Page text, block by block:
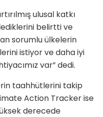
ulusal katkı
belirtti ve
sorumlu ülkelerin
istiyor ve daha iyi
var” dedi.
taahhütlerini takip
Action Tracker ise
derecede